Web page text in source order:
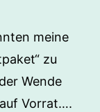
meine
zu
Wende
Vorrat….